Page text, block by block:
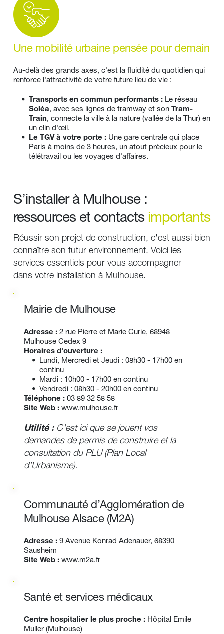
Une mobilité urbaine pensée pour demain
Au-delà des grands axes, c'est la fluidité du quotidien qui
renforce l'attractivité de votre future lieu de vie :
Transports en commun performants :
Le réseau
Soléa, avec ses lignes de tramway et son
Tram-
Train, connecte la ville à la nature (vallée de la Thur) en
un clin d'œil.
Le TGV à votre porte : Une gare centrale qui place
Paris à moins de 3 heures, un atout précieux pour le
télétravail ou les voyages d'affaires.
S’installer à Mulhouse :
ressources et contacts importants
Réussir son projet de construction, c'est aussi bien
connaître son futur environnement. Voici les
services essentiels pour vous accompagner
dans votre installation à Mulhouse.
Mairie de Mulhouse
Adresse : 2 rue Pierre et Marie Curie, 68948
Mulhouse Cedex 9
Horaires d'ouverture :
Lundi, Mercredi et Jeudi : 08h30 - 17h00 en
continu
Mardi : 10h00 - 17h00 en continu
Vendredi : 08h30 - 20h00 en continu
Téléphone : 03 89 32 58 58
Site Web : www.mulhouse.fr
Utilité : C'est ici que se jouent vos
demandes de permis de construire et la
consultation du PLU (Plan Local
d'Urbanisme).
Communauté d’Agglomération de
Mulhouse Alsace (M2A)
Adresse : 9 Avenue Konrad Adenauer, 68390
Sausheim
Site Web : www.m2a.fr
Santé et services médicaux
Centre hospitalier le plus proche : Hôpital Emile
Muller (Mulhouse)